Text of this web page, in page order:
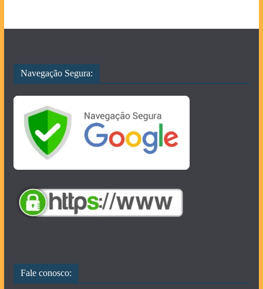
Navegação Segura:
Fale conosco: